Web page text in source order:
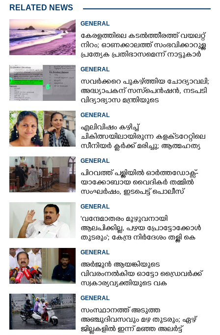
RELATED NEWS
GENERAL
കേരളത്തിലെ കടൽത്തീരത്ത് വയലറ്റ്
നിറം; ഓണക്കാലത്ത് സംഭവിക്കാറുള്ള
പ്രത്യേക പ്രതിഭാസമെന്ന് നാട്ടുകാർ
GENERAL
സവർക്കറെ പുകഴ്ത്തിയ ചോദ്യാവലി;
അദ്ധ്യാപകന് സസ്‌പെൻഷൻ, നടപടി
വിദ്യാഭ്യാസ മന്ത്രിയുടെ
GENERAL
എലിവിഷം കഴിച്ച്
ചികിത്സയിലായിരുന്ന കളക്‌ടറേറ്റിലെ
സീനിയർ ക്ലർക്ക് മരിച്ചു; ആത്മഹത്യ
സംശയം
GENERAL
പിറവത്ത് പള്ളിയിൽ ഓർത്തഡോക്സ്-
യാക്കോബായ വൈദികർ തമ്മിൽ
സംഘർഷം, ഇടപെട്ട് പൊലീസ്
GENERAL
'വന്ദേമാതരം മുഴുവനായി
ആലപിക്കില്ല, പഴയ പ്രോട്ടോക്കോൾ
തുടരും'; കേന്ദ്ര നിർദേശം തള്ളി കെ
GENERAL
അർജുൻ ആയങ്കിയുടെ
വിവരംനൽകിയ ഓട്ടോ ഡ്രൈവർക്ക്
സ്വകാര്യവ്യക്തിയുടെ വക
ചെന്നിത്തല
GENERAL
സംസ്ഥാനത്ത് അടുത്ത
അ‌ഞ്ചുദിവസവും മഴ തുടരും; ഏഴ്
ജില്ലകളിൽ ഇന്ന് മഞ്ഞ അലർട്ട്